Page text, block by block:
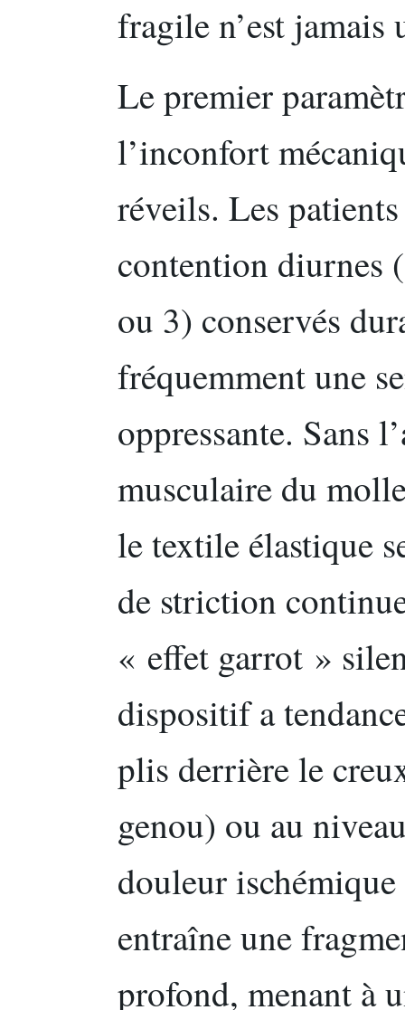
fragile n’est jamais
Le premier
l’inconfort
réveils. Les
contention diurnes
ou 3) conservés
fréquemment une
oppressante. Sans
musculaire du
le textile élastique
de striction
« effet garrot »
dispositif a
plis derrière le
genou) ou au
douleur
entraîne une
profond, menant à